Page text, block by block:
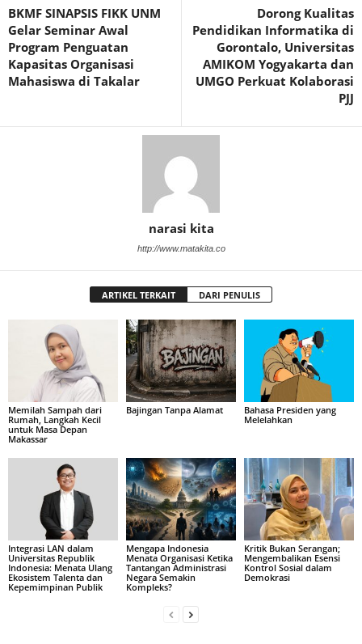
BKMF SINAPSIS FIKK UNM
Gelar Seminar Awal
Program Penguatan
Kapasitas Organisasi
Mahasiswa di Takalar
Dorong Kualitas
Pendidikan Informatika di
Gorontalo, Universitas
AMIKOM Yogyakarta dan
UMGO Perkuat Kolaborasi
PJJ
narasi kita
http://www.matakita.co
ARTIKEL TERKAIT DARI PENULIS
Memilah Sampah dari
Rumah, Langkah Kecil
untuk Masa Depan
Makassar
Bajingan Tanpa Alamat
Bahasa Presiden yang
Melelahkan
Integrasi LAN dalam
Universitas Republik
Indonesia: Menata Ulang
Ekosistem Talenta dan
Kepemimpinan Publik
Mengapa Indonesia
Menata Organisasi Ketika
Tantangan Administrasi
Negara Semakin
Kompleks?
Kritik Bukan Serangan;
Mengembalikan Esensi
Kontrol Sosial dalam
Demokrasi